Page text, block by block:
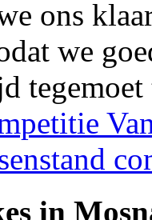
ons
we
tegemoet
in